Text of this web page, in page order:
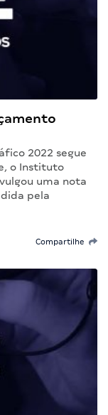
2022 segue
o Instituto
uma nota
pela
Compartilhe